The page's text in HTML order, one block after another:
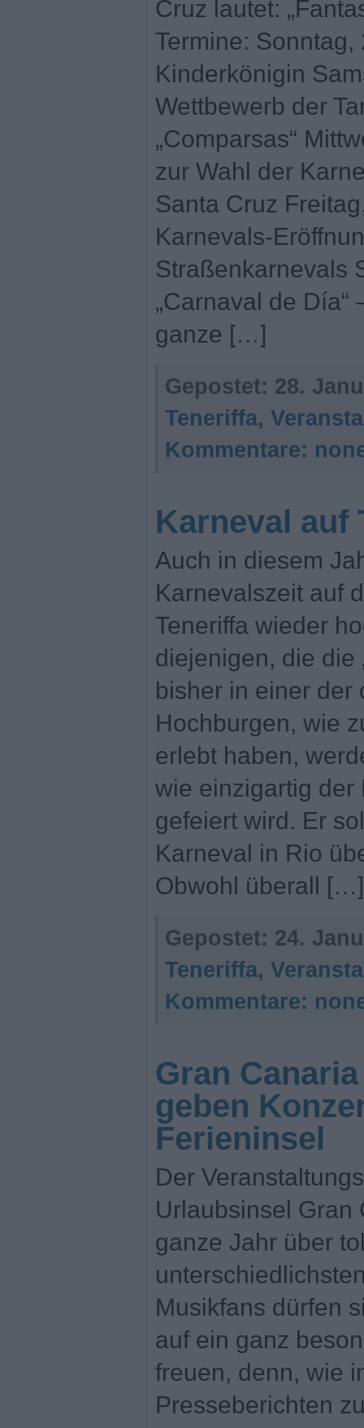
Cruz lautet:
Termine:
Kinderkönigin
Wettbewerb der
„Comparsas“
zur Wahl der
Santa Cruz
Karnevals-
Straßenkarnevals
„Carnaval de
ganze […]
Gepostet: 28.
Teneriffa,
Kommentare:
Karneval auf
Auch in diesem
Karnevalszeit auf
Teneriffa wieder
diejenigen, die die
bisher in einer der
Hochburgen, wie
erlebt haben,
wie einzigartig der
gefeiert wird. Er
Karneval in Rio
Obwohl überall […]
Gepostet: 24.
Teneriffa,
Kommentare:
Gran
geben
Ferieninsel
Der
Urlaubsinsel Gran
ganze Jahr über
Musikfans dürfen
auf ein ganz
freuen, denn, wie
Presseberichten